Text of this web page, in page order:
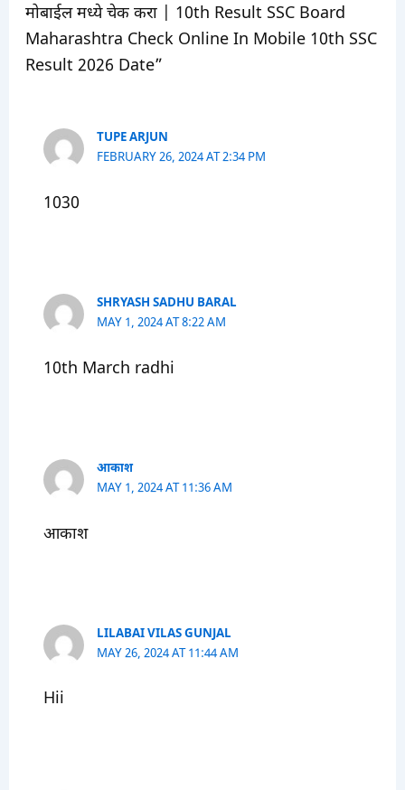
मोबाईल मध्ये चेक करा | 10th Result SSC Board
Maharashtra Check Online In Mobile 10th SSC
Result 2026 Date”
TUPE ARJUN
FEBRUARY 26, 2024 AT 2:34 PM
1030
SHRYASH SADHU BARAL
MAY 1, 2024 AT 8:22 AM
10th March radhi
आकाश
MAY 1, 2024 AT 11:36 AM
आकाश
LILABAI VILAS GUNJAL
MAY 26, 2024 AT 11:44 AM
Hii